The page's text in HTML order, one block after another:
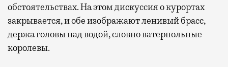
обстоятельствах. На этом дискуссия о курортах
закрывается, и обе изображают ленивый брасс,
держа головы над водой, словно ватерпольные
королевы.